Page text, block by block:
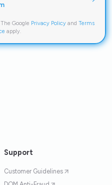
Google Privacy Policyand Terms
apply.
Support
Customer Guidelines